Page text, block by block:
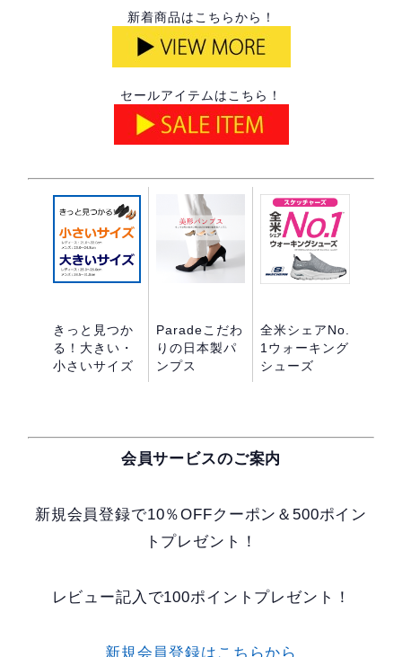
きっと見つか
る！大きい・
小さいサイズ
Paradeこだわ
りの日本製パ
ンプス
全米シェアNo.
1ウォーキング
シューズ
会員サービスのご案内
新規会員登録で10％OFFクーポン＆500ポイン
トプレゼント！
レビュー記入で100ポイントプレゼント！
新規会員登録はこちらから